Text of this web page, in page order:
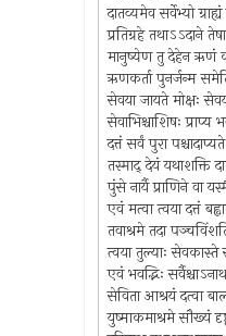
दातव्यमेव सर्वेभ्यो
प्रतिग्रहे तथाऽऽदाने
मानुष्येण तु देहेन ऋणं
ऋणकर्ता पुनर्जन्म
सेवया जायते मोक्षः
सेवाभिश्चाशिषः प्राप्य
दत्तं सर्वं पुरा
तस्माद् देयं यथाशक्ति
पुंसे नार्यै प्राणिने वा
एवं मत्वा त्वया दत्तं
तवाश्रमे तदा
त्वया तुल्याः सेवकास्ते
एवं भवद्भिः
सेविता आश्रयं दत्वा
युष्माकमाश्रमे सौख्यं